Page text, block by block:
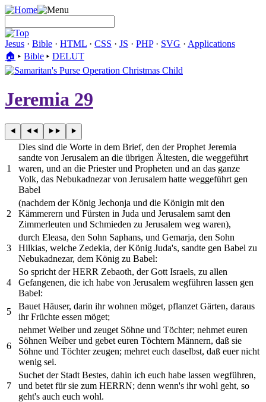
Jesus · Bible · HTML · CSS · JS · PHP· SVG · Applications
🏠︎ ▸ Bible ▸ DELUT
Jeremia 29
1
Dies sind die Worte in dem Brief, den der Prophet Jeremia
sandte von Jerusalem an die übrigen Ältesten, die weggeführt
waren, und an die Priester und Propheten und an das ganze
Volk, das Nebukadnezar von Jerusalem hatte weggeführt gen
Babel
2
(nachdem der König Jechonja und die Königin mit den
Kämmerern und Fürsten in Juda und Jerusalem samt den
Zimmerleuten und Schmieden zu Jerusalem weg waren),
3
durch Eleasa, den Sohn Saphans, und Gemarja, den Sohn
Hilkias, welche Zedekia, der König Juda's, sandte gen Babel zu
Nebukadnezar, dem König zu Babel:
4
So spricht der HERR Zebaoth, der Gott Israels, zu allen
Gefangenen, die ich habe von Jerusalem wegführen lassen gen
Babel:
5
Bauet Häuser, darin ihr wohnen möget, pflanzet Gärten, daraus
ihr Früchte essen möget;
6
nehmet Weiber und zeuget Söhne und Töchter; nehmet euren
Söhnen Weiber und gebet euren Töchtern Männern, daß sie
Söhne und Töchter zeugen; mehret euch daselbst, daß euer nicht
wenig sei.
7
Suchet der Stadt Bestes, dahin ich euch habe lassen wegführen,
und betet für sie zum HERRN; denn wenn's ihr wohl geht, so
geht's auch euch wohl.